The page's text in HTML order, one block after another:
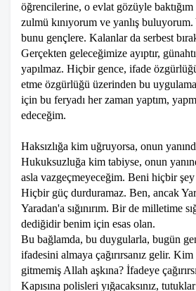
öğrencilerine, o evlat gözüyle baktığım
zulmü kınıyorum ve yanlış buluyorum.
bunu gençlere. Kalanlar da serbest
Gerçekten geleceğimize ayıptır,
yapılmaz. Hiçbir gence, ifade
etme özgürlüğü üzerinden bu
için bu feryadı her zaman yaptım,
edeceğim.
Haksızlığa kim uğruyorsa, onun
Hukuksuzluğa kim tabiyse, onun
asla vazgeçmeyeceğim. Beni hiçbir
Hiçbir güç durduramaz. Ben, ancak
Yaradan'a sığınırım. Bir de milletime
dediğidir benim için esas olan.
Bu bağlamda, bu duygularla, bugün
ifadesini almaya çağırırsanız gelir. Kim
gitmemiş Allah aşkına? İfadeye
Kapısına polisleri yığacaksınız,